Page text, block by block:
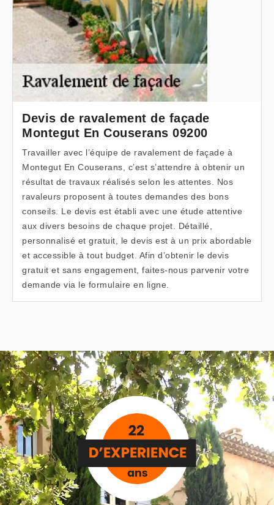
Devis de ravalement de façade
Montegut En Couserans 09200
Travailler avec l’équipe de ravalement de façade à
Montegut En Couserans, c’est s’attendre à obtenir un
résultat de travaux réalisés selon les attentes. Nos
ravaleurs proposent à toutes demandes des bons
conseils. Le devis est établi avec une étude attentive
aux divers besoins de chaque projet. Détaillé,
personnalisé et gratuit, le devis est à un prix abordable
et accessible à tout budget. Afin d’obtenir le devis
gratuit et sans engagement, faites-nous parvenir votre
demande via le formulaire en ligne.